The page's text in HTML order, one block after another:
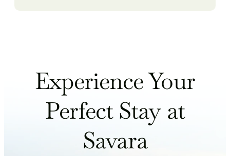
Experience Your
Perfect Stay at
Savara